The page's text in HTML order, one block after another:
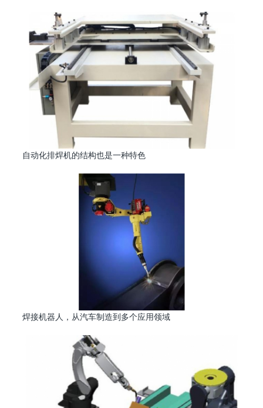
自动化排焊机的结构也是一种特色
焊接机器人，从汽车制造到多个应用领域